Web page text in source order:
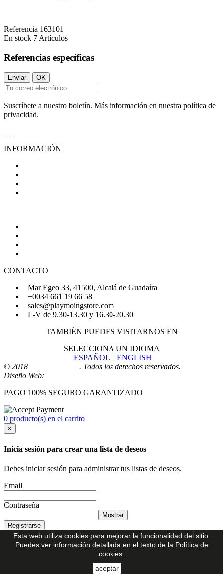
Referencia 163101
En stock 7 Artículos
Referencias específicas
Suscríbete a nuestro boletín. Más información en nuestra política de
privacidad.
INFORMACIÓN
CONTACTO
Mar Egeo 33, 41500, Alcalá de Guadaíra
+0034 661 19 66 58
sales@playmoingstore.com
L-V de 9.30-13.30 y 16.30-20.30
TAMBIÉN PUEDES VISITARNOS EN
SELECCIONA UN IDIOMA
ESPAÑOL| ENGLISH
Esta web utiliza cookies para mejorar la funcionalidad del sitio.
Puedes ver información detallada en el texto de la Política de
cookies
aceptar
© 2018
. Todos los derechos reservados.
Diseño Web:
PAGO 100% SEGURO GARANTIZADO
0 producto(s) en el carrito
×
Inicia sesión para crear una lista de deseos
Debes iniciar sesión para administrar tus listas de deseos.
Email
Contraseña
Mostrar
Registrarse
¿Has olvidado tu contraseña?